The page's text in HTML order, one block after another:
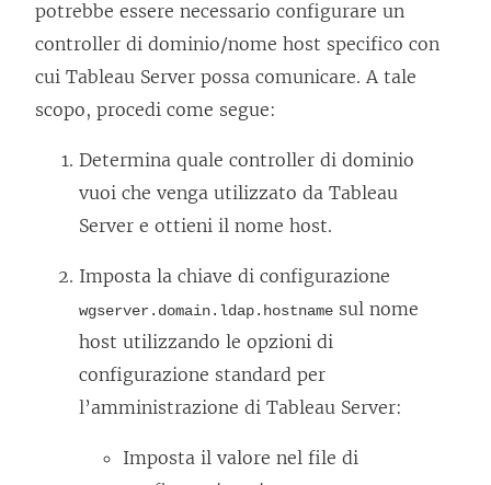
potrebbe essere necessario configurare un
controller di dominio/nome host specifico con
cui Tableau Server possa comunicare. A tale
scopo, procedi come segue:
Determina quale controller di dominio
vuoi che venga utilizzato da Tableau
Server e ottieni il nome host.
Imposta la chiave di configurazione
wgserver.domain.ldap.hostname sul nome
host utilizzando le opzioni di
configurazione standard per
l’amministrazione di Tableau Server:
Imposta il valore nel file di